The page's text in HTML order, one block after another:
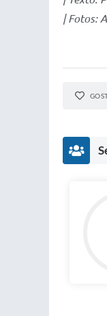
| Fotos: